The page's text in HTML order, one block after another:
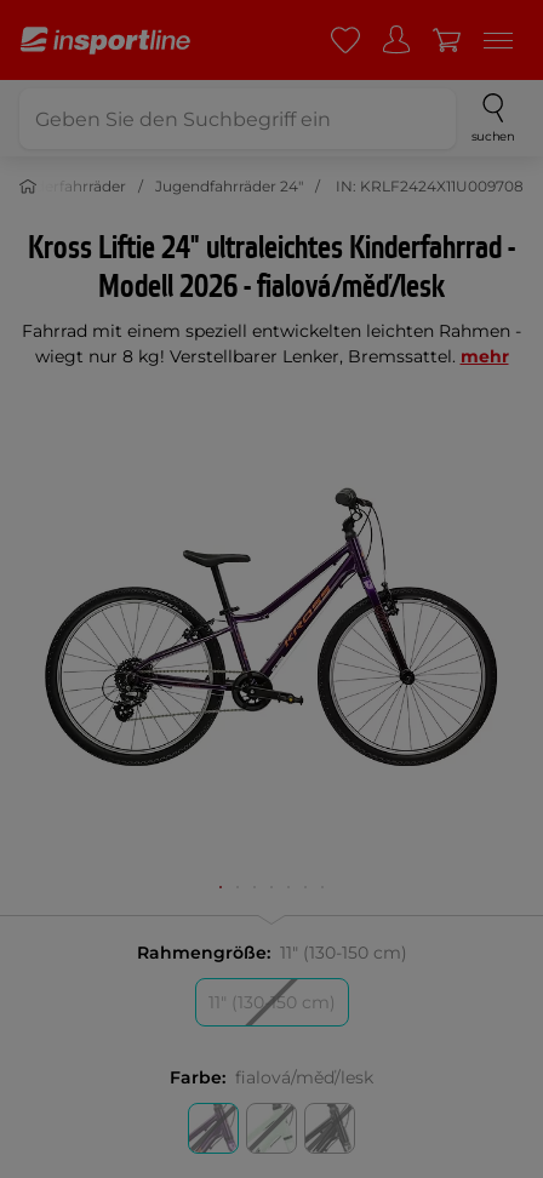
suchen
Kinderfahrräder Jugendfahrräder 24" IN: KRLF2424X11U009708
Kross Liftie 24" ultraleichtes Kinderfahrrad -
Modell 2026 - fialová/měď/lesk
Fahrrad mit einem speziell entwickelten leichten Rahmen -
wiegt nur 8 kg! Verstellbarer Lenker, Bremssattel. mehr
Rahmengröße: 11" (130-150 cm)
11" (130-150 cm)
Farbe: fialová/měď/lesk